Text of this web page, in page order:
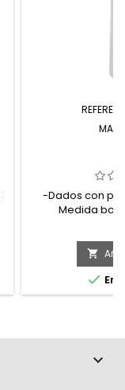
-Dados con
Medida

 En
